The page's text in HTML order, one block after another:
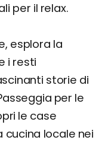
per il relax.
esplora la
i resti
storie di
per le
le case
cucina locale nei